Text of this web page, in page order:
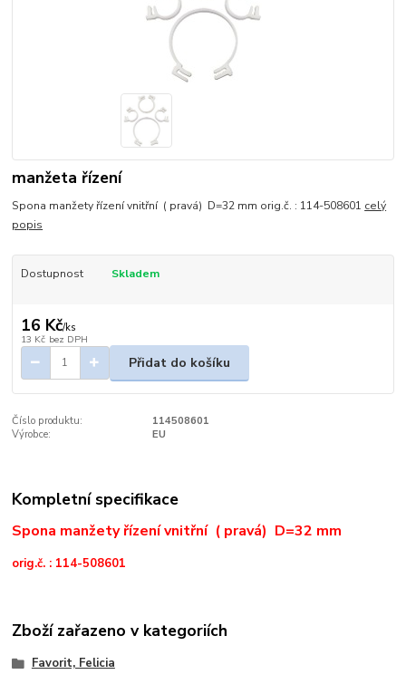
manžeta řízení
Spona manžety řízení vnitřní ( pravá) D=32 mm orig.č. : 114-508601 celý
popis
Dostupnost Skladem
16 Kč/ks
13 Kč bez DPH
Přidat do košíku
Číslo produktu:
114508601
Výrobce:
EU
Kompletní specifikace
Spona manžety řízení vnitřní ( pravá) D=32 mm
orig.č. : 114-508601
Zboží zařazeno v kategoriích
Favorit, Felicia